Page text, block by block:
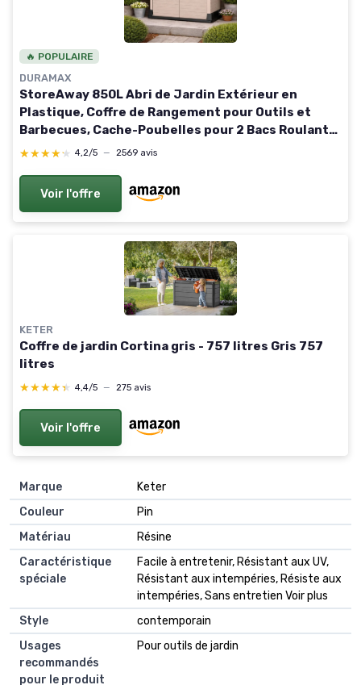
🔥 POPULAIRE
DURAMAX
StoreAway 850L Abri de Jardin Extérieur en
Plastique, Coffre de Rangement pour Outils et
Barbecues, Cache-Poubelles pour 2 Bacs Roulants,
Résistant aux Intempéries, 130x74x110 cm, Taupe
★★★★★
★★★★★ 4,2/5 — 2569 avis
Voir l'offre
KETER
Coffre de jardin Cortina gris - 757 litres Gris 757
litres
★★★★★
★★★★★ 4,4/5 — 275 avis
Voir l'offre
Marque
Keter
Couleur
Pin
Matériau
Résine
Caractéristique
spéciale
Facile à entretenir, Résistant aux UV,
Résistant aux intempéries, Résiste aux
intempéries, Sans entretien Voir plus
Style
contemporain
Usages
recommandés
pour le produit
Pour outils de jardin